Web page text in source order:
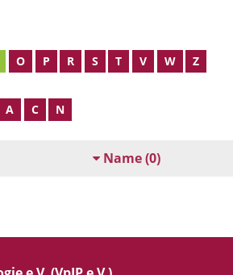
O P R S T V W Z
A C N
Name(0)